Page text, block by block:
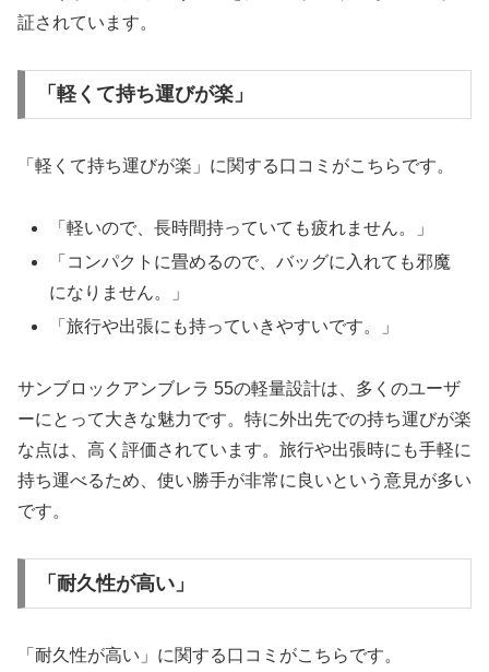
証されています。
「軽くて持ち運びが楽」
「軽くて持ち運びが楽」に関する口コミがこちらです。
「軽いので、長時間持っていても疲れません。」
「コンパクトに畳めるので、バッグに入れても邪魔
になりません。」
「旅行や出張にも持っていきやすいです。」
サンブロックアンブレラ 55の軽量設計は、多くのユーザ
ーにとって大きな魅力です。特に外出先での持ち運びが楽
な点は、高く評価されています。旅行や出張時にも手軽に
持ち運べるため、使い勝手が非常に良いという意見が多い
です。
「耐久性が高い」
「耐久性が高い」に関する口コミがこちらです。